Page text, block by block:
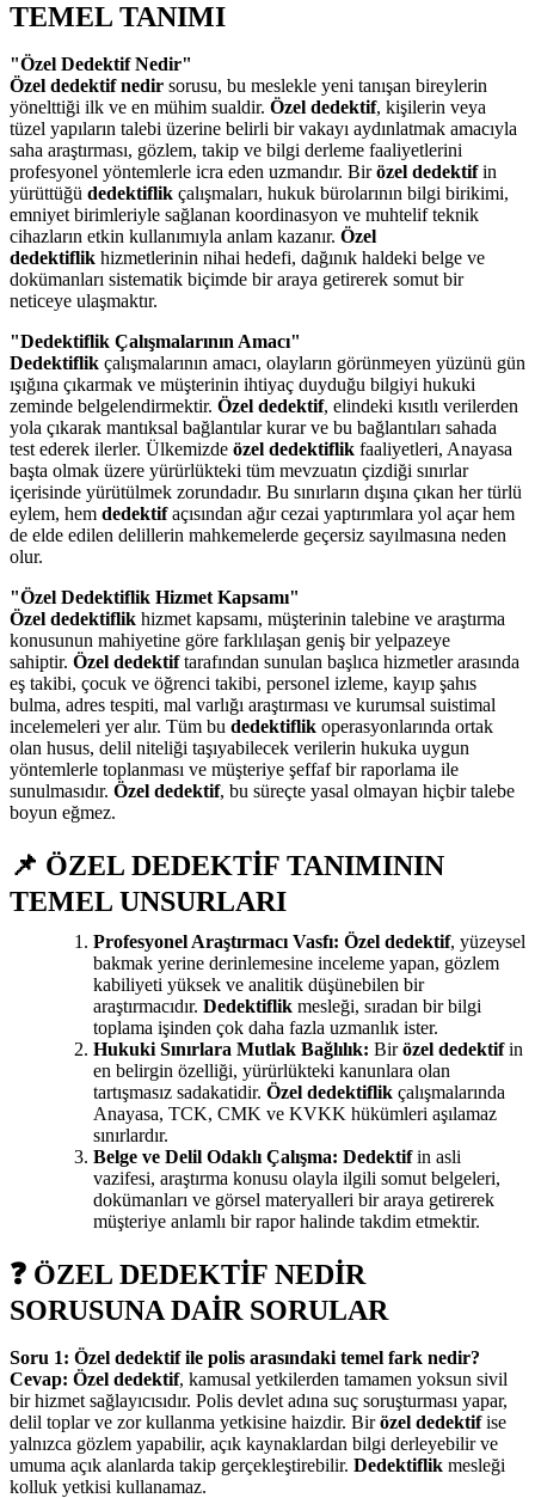
TEMEL TANIMI
"Özel Dedektif Nedir"
Özel dedektif nedir sorusu, bu meslekle yeni tanışan bireylerin
yönelttiği ilk ve en mühim sualdir. Özel dedektif, kişilerin veya
tüzel yapıların talebi üzerine belirli bir vakayı aydınlatmak amacıyla
saha araştırması, gözlem, takip ve bilgi derleme faaliyetlerini
profesyonel yöntemlerle icra eden uzmandır. Birözel dedektifin
yürüttüğü dedektiflik çalışmaları, hukuk bürolarının bilgi birikimi,
emniyet birimleriyle sağlanan koordinasyon ve muhtelif teknik
cihazların etkin kullanımıyla anlam kazanır. Özel
dedektiflik hizmetlerinin nihai hedefi, dağınık haldeki belge ve
dokümanları sistematik biçimde bir araya getirerek somut bir
neticeye ulaşmaktır.
"Dedektiflik Çalışmalarının Amacı"
Dedektiflik çalışmalarının amacı, olayların görünmeyen yüzünü gün
ışığına çıkarmak ve müşterinin ihtiyaç duyduğu bilgiyi hukuki
zeminde belgelendirmektir. Özel dedektif, elindeki kısıtlı verilerden
yola çıkarak mantıksal bağlantılar kurar ve bu bağlantıları sahada
test ederek ilerler. Ülkemizde özel dedektiflik faaliyetleri, Anayasa
başta olmak üzere yürürlükteki tüm mevzuatın çizdiği sınırlar
içerisinde yürütülmek zorundadır. Bu sınırların dışına çıkan her türlü
eylem, hem dedektifaçısından ağır cezai yaptırımlara yol açar hem
de elde edilen delillerin mahkemelerde geçersiz sayılmasına neden
olur.
"Özel Dedektiflik Hizmet Kapsamı"
Özel dedektiflik hizmet kapsamı, müşterinin talebine ve araştırma
konusunun mahiyetine göre farklılaşan geniş bir yelpazeye
sahiptir. Özel dedektiftarafından sunulan başlıca hizmetler arasında
eş takibi, çocuk ve öğrenci takibi, personel izleme, kayıp şahıs
bulma, adres tespiti, mal varlığı araştırması ve kurumsal suistimal
incelemeleri yer alır. Tüm bu dedektiflik operasyonlarında ortak
olan husus, delil niteliği taşıyabilecek verilerin hukuka uygun
yöntemlerle toplanması ve müşteriye şeffaf bir raporlama ile
sunulmasıdır. Özel dedektif, bu süreçte yasal olmayan hiçbir talebe
boyun eğmez.
📌 ÖZEL DEDEKTİF TANIMININ
TEMEL UNSURLARI
Profesyonel Araştırmacı Vasfı: Özel dedektif, yüzeysel
bakmak yerine derinlemesine inceleme yapan, gözlem
kabiliyeti yüksek ve analitik düşünebilen bir
araştırmacıdır. Dedektiflik mesleği, sıradan bir bilgi
toplama işinden çok daha fazla uzmanlık ister.
Hukuki Sınırlara Mutlak Bağlılık: Birözel dedektifin
en belirgin özelliği, yürürlükteki kanunlara olan
tartışmasız sadakatidir. Özel dedektiflik çalışmalarında
Anayasa, TCK, CMK ve KVKK hükümleri aşılamaz
sınırlardır.
Belge ve Delil Odaklı Çalışma: Dedektifin asli
vazifesi, araştırma konusu olayla ilgili somut belgeleri,
dokümanları ve görsel materyalleri bir araya getirerek
müşteriye anlamlı bir rapor halinde takdim etmektir.
❓ ÖZEL DEDEKTİF NEDİR
SORUSUNA DAİR SORULAR
Soru 1: Özel dedektif ile polis arasındaki temel fark nedir?
Cevap: Özel dedektif, kamusal yetkilerden tamamen yoksun sivil
bir hizmet sağlayıcısıdır. Polis devlet adına suç soruşturması yapar,
delil toplar ve zor kullanma yetkisine haizdir. Birözel dedektifise
yalnızca gözlem yapabilir, açık kaynaklardan bilgi derleyebilir ve
umuma açık alanlarda takip gerçekleştirebilir. Dedektiflik mesleği
kolluk yetkisi kullanamaz.